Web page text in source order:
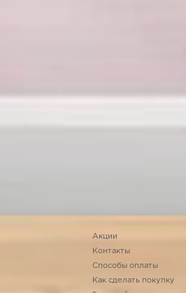
Акции
Контакты
Способы оплаты
Как сделать покупку